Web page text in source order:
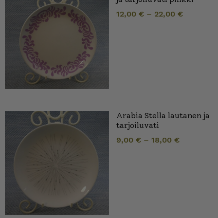
12,00 € – 22,00 €
Arabia Stella lautanen ja
tarjoiluvati
9,00 € – 18,00 €